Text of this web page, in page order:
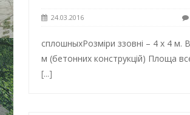
24.03.2016
сплошныхРозміри ззовні – 4 х 4 м.
м (бетонних конструкцій) Площа
[...]